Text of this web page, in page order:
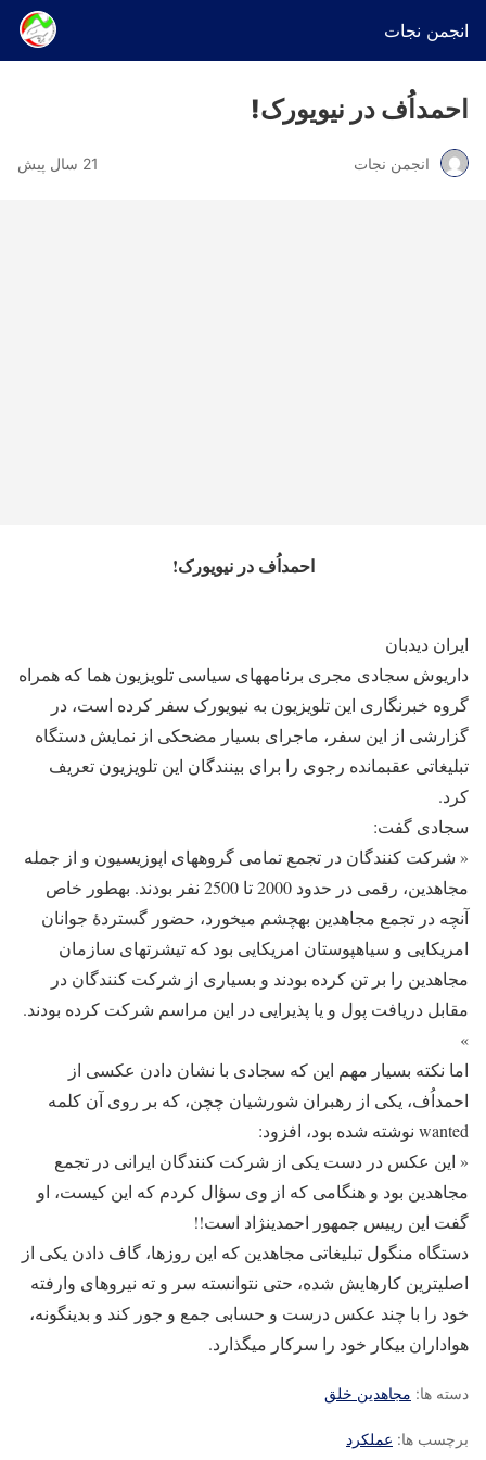
انجمن نجات
احمداُف در نیویورک!
انجمن نجات 21 سال پیش
احمداُف در نیویورک!
ایران دیدبان
داریوش سجادی مجری برنامه‎های سیاسی تلویزیون هما که همراه
گروه خبرنگاری این تلویزیون به نیویورک سفر کرده است، در
گزارشی از این سفر، ماجرای بسیار مضحکی از نمایش دستگاه
تبلیغاتی عقب‎مانده رجوی را برای بینندگان این تلویزیون تعریف
کرد.
سجادی گفت:
« شرکت کنندگان در تجمع تمامی گروه‎های اپوزیسیون و از جمله
مجاهدین، رقمی در حدود 2000 تا 2500 نفر بودند. به‎طور خاص
آنچه در تجمع مجاهدین به‎چشم می‎خورد، حضور گستردۀ جوانان
امریکایی و سیاه‎پوستان امریکایی بود که تی‎شرت‎های سازمان
مجاهدین را بر تن کرده بودند و بسیاری از شرکت کنندگان در
مقابل دریافت پول و یا پذیرایی در این مراسم شرکت کرده بودند.
»
اما نکته بسیار مهم این که سجادی با نشان دادن عکسی از
احمداُف، یکی از رهبران شورشیان چچن، که بر روی آن کلمه
wanted نوشته شده بود، افزود:
« این عکس در دست یکی از شرکت کنندگان ایرانی در تجمع
مجاهدین بود و هنگامی که از وی سؤال کردم که این کیست، او
گفت این رییس‎ جمهور احمدی‎نژاد است!!
دستگاه منگول تبلیغاتی مجاهدین که این روزها، گاف دادن یکی از
اصلی‎ترین کارهایش شده، حتی نتوانسته سر و ته نیروهای وارفته
خود را با چند عکس درست و حسابی جمع و جور کند و بدینگونه،
هواداران بی‎کار خود را سرکار می‎گذارد.
دسته ها: مجاهدین خلق
برچسب ها: عملکرد